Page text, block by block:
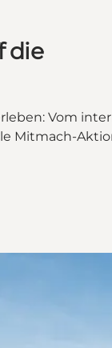
die
Vom
Mitmach-
Wikinger und
Wikinger und sei